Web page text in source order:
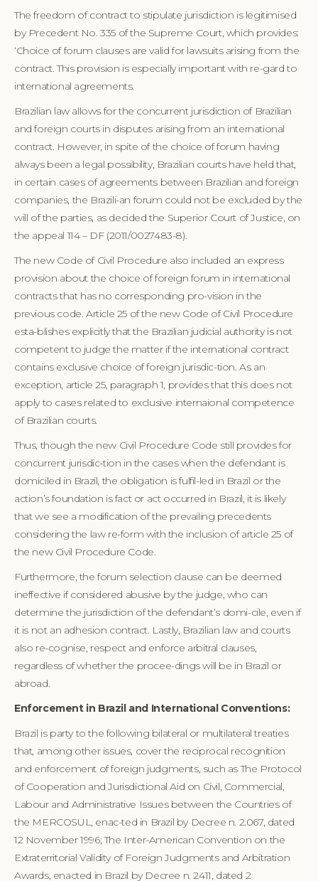
The freedom of contract to stipulate jurisdiction is legitimised
by Precedent No. 335 of the Supreme Court, which provides:
‘Choice of forum clauses are valid for lawsuits arising from the
contract. This provision is especially important with re-gard to
international agreements.
Brazilian law allows for the concurrent jurisdiction of Brazilian
and foreign courts in disputes arising from an international
contract. However, in spite of the choice of forum having
always been a legal possibility, Brazilian courts have held that,
in certain cases of agreements between Brazilian and foreign
companies, the Brazili-an forum could not be excluded by the
will of the parties, as decided the Superior Court of Justice, on
the appeal 114 – DF (2011/0027483-8).
The new Code of Civil Procedure also included an express
provision about the choice of foreign forum in international
contracts that has no corresponding pro-vision in the
previous code. Article 25 of the new Code of Civil Procedure
esta-blishes explicitly that the Brazilian judicial authority is not
competent to judge the matter if the international contract
contains exclusive choice of foreign jurisdic-tion. As an
exception, article 25, paragraph 1, provides that this does not
apply to cases related to exclusive internaional competence
of Brazilian courts.
Thus, though the new Civil Procedure Code still provides for
concurrent jurisdic-tion in the cases when the defendant is
domiciled in Brazil, the obligation is fulfil-led in Brazil or the
action’s foundation is fact or act occurred in Brazil, it is likely
that we see a modification of the prevailing precedents
considering the law re-form with the inclusion of article 25 of
the new Civil Procedure Code.
Furthermore, the forum selection clause can be deemed
ineffective if considered abusive by the judge, who can
determine the jurisdiction of the defendant’s domi-cile, even if
it is not an adhesion contract. Lastly, Brazilian law and courts
also re-cognise, respect and enforce arbitral clauses,
regardless of whether the procee-dings will be in Brazil or
abroad.
Enforcement in Brazil and International Conventions:
Brazil is party to the following bilateral or multilateral treaties
that, among other issues, cover the reciprocal recognition
and enforcement of foreign judgments, such as The Protocol
of Cooperation and Jurisdictional Aid on Civil, Commercial,
Labour and Administrative Issues between the Countries of
the MERCOSUL, enac-ted in Brazil by Decree n. 2.067, dated
12 November 1996; The Inter-American Convention on the
Extraterritorial Validity of Foreign Judgments and Arbitration
Awards, enacted in Brazil by Decree n. 2411, dated 2